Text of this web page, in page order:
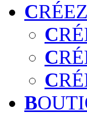
C
C
C
C
B